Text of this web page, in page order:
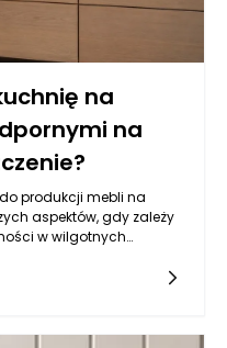
na
na
produkcji mebli na
aspektów, gdy zależy
w wilgotnych
materiał miał